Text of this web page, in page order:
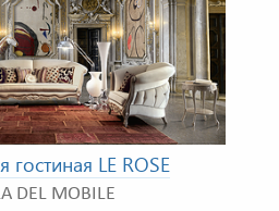
гостиная LE ROSE
DEL MOBILE